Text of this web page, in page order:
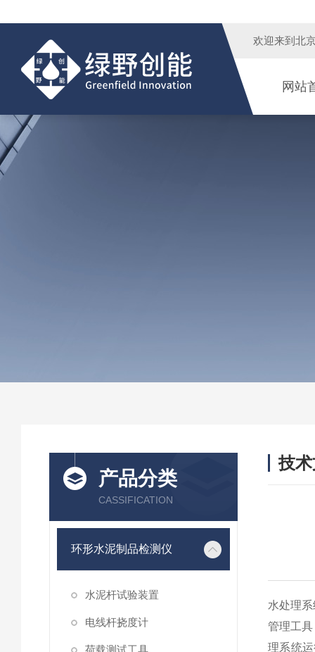
欢迎来到 北
网站
产品分类
CASSIFICATION
环形水泥制品检测仪
水泥杆试验装置
电线杆挠度计
荷载测试工具
技
水处理
管理工
理系统